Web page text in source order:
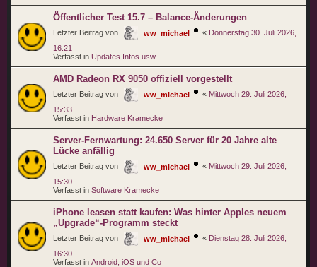
Öffentlicher Test 15.7 – Balance-Änderungen
Letzter Beitrag von ww_michael « Donnerstag 30. Juli 2026,
16:21
Verfasst in Updates Infos usw.
AMD Radeon RX 9050 offiziell vorgestellt
Letzter Beitrag von ww_michael « Mittwoch 29. Juli 2026,
15:33
Verfasst in Hardware Kramecke
Server-Fernwartung: 24.650 Server für 20 Jahre alte
Lücke anfällig
Letzter Beitrag von ww_michael « Mittwoch 29. Juli 2026,
15:30
Verfasst in Software Kramecke
iPhone leasen statt kaufen: Was hinter Apples neuem
„Upgrade“-Programm steckt
Letzter Beitrag von ww_michael « Dienstag 28. Juli 2026,
16:30
Verfasst in Android, iOS und Co